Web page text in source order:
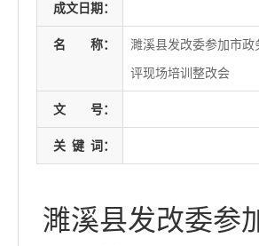
成文日期：
名 称：
濉溪县发改委参加市政
评现场培训整改会
文 号：
关 键 词：
濉溪县发改委参